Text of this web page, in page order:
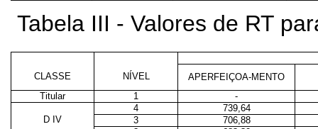
Tabela III - Valores de RT
CLASSE NÍVEL
APERFEIÇOA-MENTO
Titular
1
-
4
739,64
D IV
3
706,88